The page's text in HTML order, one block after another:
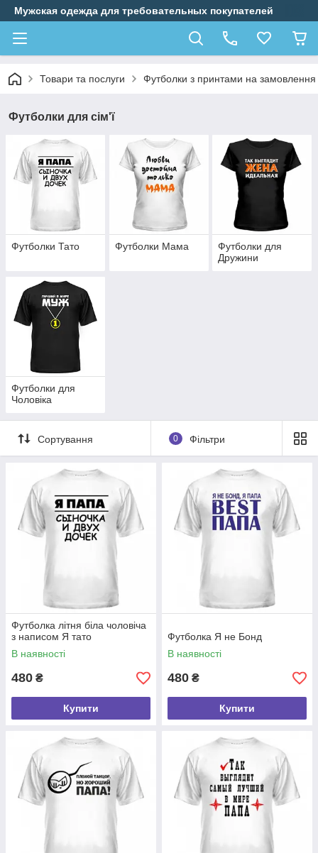
Мужская одежда для требовательных покупателей
Товари та послуги Футболки з принтами на замовлення
Футболки для сім'ї
Футболки Тато Футболки Мама
Футболки для
Дружини
Футболки для
Чоловіка
Сортування 0 Фільтри
Футболка літня біла чоловіча
з написом Я тато
В наявності
480 ₴
Купити
Футболка Я не Бонд
В наявності
480 ₴
Купити